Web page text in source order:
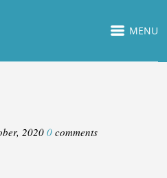
MENU
2020 0comments